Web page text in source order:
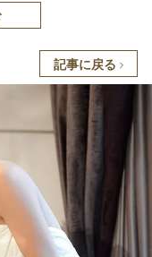
記事に戻る